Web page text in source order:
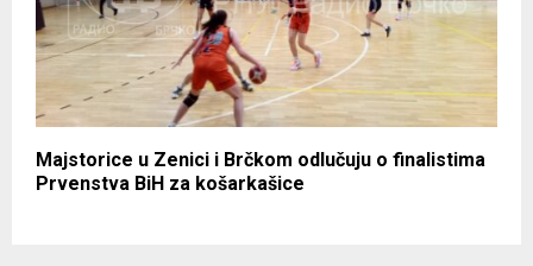
Majstorice u Zenici i Brčkom odlučuju o finalistima
Prvenstva BiH za košarkašice